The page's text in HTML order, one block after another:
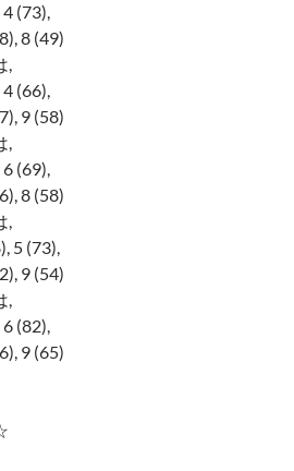
(73),
8 (49)
,
(66),
9 (58)
,
(69),
8 (58)
,
5 (73),
9 (54)
,
(82),
9 (65)